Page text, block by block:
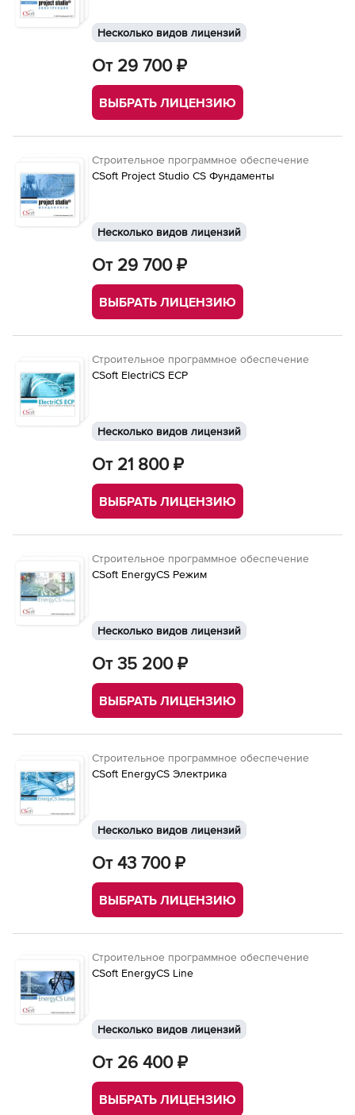
Несколько видов лицензий
От 29 700 ₽
ВЫБРАТЬ ЛИЦЕНЗИЮ
Строительное программное обеспечение
CSoft Project Studio CS Фундаменты
Несколько видов лицензий
От 29 700 ₽
ВЫБРАТЬ ЛИЦЕНЗИЮ
Строительное программное обеспечение
CSoft ElectriCS ECP
Несколько видов лицензий
От 21 800 ₽
ВЫБРАТЬ ЛИЦЕНЗИЮ
Строительное программное обеспечение
CSoft EnergyCS Режим
Несколько видов лицензий
От 35 200 ₽
ВЫБРАТЬ ЛИЦЕНЗИЮ
Строительное программное обеспечение
CSoft EnergyCS Электрика
Несколько видов лицензий
От 43 700 ₽
ВЫБРАТЬ ЛИЦЕНЗИЮ
Строительное программное обеспечение
CSoft EnergyCS Line
Несколько видов лицензий
От 26 400 ₽
ВЫБРАТЬ ЛИЦЕНЗИЮ